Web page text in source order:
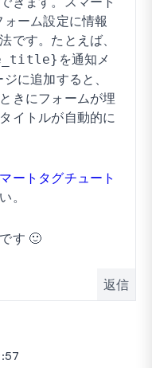
ーム設定に情報
です。たとえば、
を通知メ
に追加すると、
きにフォームが埋
イトルが自動的に
ートタグチュート
。
す 🙂
返信